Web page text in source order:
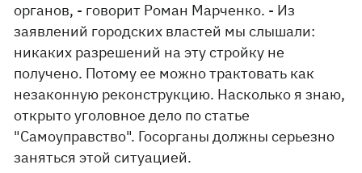
органов, - говорит Роман Марченко. - Из
заявлений городских властей мы слышали:
никаких разрешений на эту стройку не
получено. Потому ее можно трактовать как
незаконную реконструкцию. Насколько я знаю,
открыто уголовное дело по статье
"Самоуправство". Гос­органы должны серьезно
заняться этой ситуацией.